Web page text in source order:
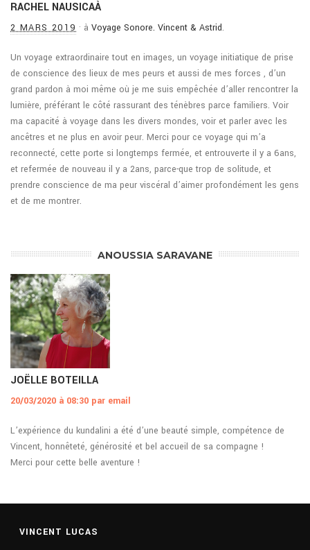
RACHEL NAUSICAÀ
2 MARS 2019 · àVoyage Sonore. Vincent & Astrid.
Un voyage extraordinaire tout en images, un voyage initiatique de prise
de conscience des lieux de mes peurs et aussi de mes forces , d’un
grand pardon à moi même où je me suis empêchée d’aller rencontrer la
lumière, préférant le côté rassurant des ténèbres parce familiers. Voir
ma capacité à voyage dans les divers mondes, voir et parler avec les
ancêtres et ne plus en avoir peur. Merci pour ce voyage qui m’a
reconnecté, cette porte si longtemps fermée, et entrouverte il y a 6ans,
et refermée de nouveau il y a 2ans, parce-que trop de solitude, et
prendre conscience de ma peur viscéral d’aimer profondément les gens
et de me montrer.
ANOUSSIA SARAVANE
JOËLLE BOTEILLA
20/03/2020 à 08:30 par email
L’expérience du kundalini a été d’une beauté simple, compétence de
Vincent, honnêteté, générosité et bel accueil de sa compagne !
Merci pour cette belle aventure !
VINCENT LUCAS